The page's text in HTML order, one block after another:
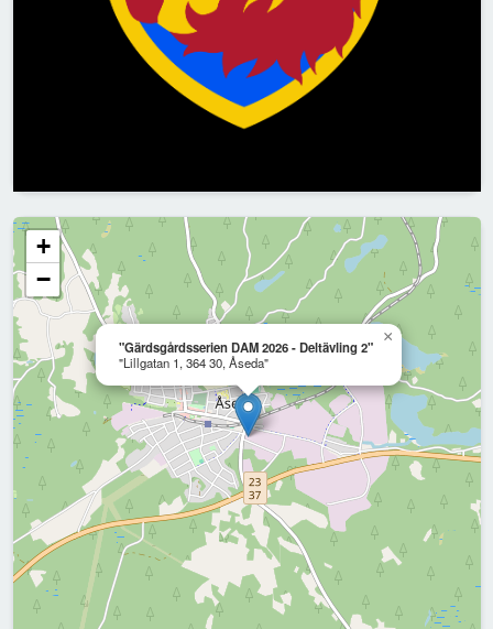
"Gärdsgårdsserien DAM 2026 - Deltävling 2"
"Lillgatan 1, 364 30, Åseda"
×
+
−